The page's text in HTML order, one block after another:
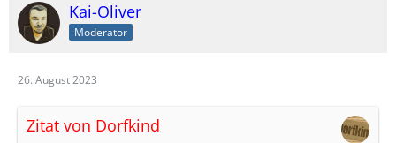
Kai-Oliver
Moderator
26. August 2023
Zitat von Dorfkind